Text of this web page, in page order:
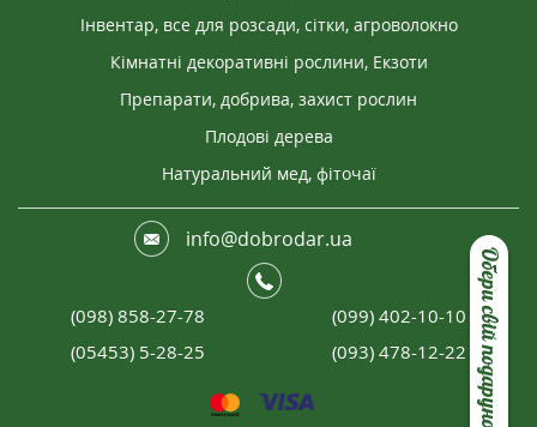
Обери свій подарунок
Інвентар, все для розсади, сітки, агроволокно
Кімнатні декоративні рослини, Екзоти
Препарати, добрива, захист рослин
Плодові дерева
Натуральний мед, фіточаї
info@dobrodar.ua
(098) 858-27-78
(099) 402-10-10
(05453) 5-28-25
(093) 478-12-22